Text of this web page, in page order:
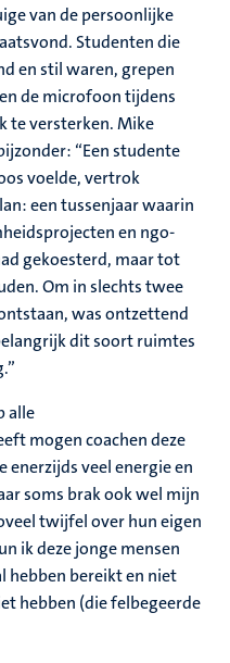
van de persoonlijke
Studenten die
en stil waren, grepen
de microfoon tijdens
te versterken.Mike
“Een studente
voelde, vertrok
een tussenjaar waarin
en ngo-
gekoesterd, maar tot
Om in slechts twee
was ontzettend
dit soort ruimtes
alle
mogen coachen deze
enerzijds veel energie en
soms brak ook wel mijn
twijfel over hun eigen
ik deze jonge mensen
hebben bereikt en niet
hebben (die felbegeerde